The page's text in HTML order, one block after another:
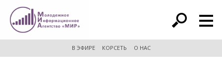
расширенный поиск
В ЭФИРЕ КОРСЕТЬ О НАС